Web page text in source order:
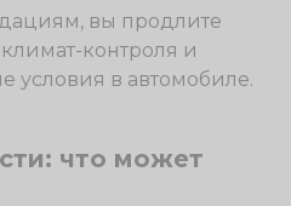
вы продлите
контроля и
условия в автомобиле.
что может